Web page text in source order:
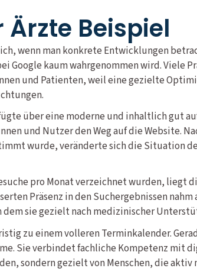
Ärzte Beispiel
wenn man konkrete Entwicklungen
kaum wahrgenommen wird. Viele
und Patienten, weil eine gezielte
über eine moderne und inhaltlich gut
und Nutzer den Weg auf die Website.
wurde, veränderte sich die Situation
pro Monat verzeichnet wurden, liegt
Präsenz in den Suchergebnissen nahm
sie gezielt nach medizinischer
zu einem volleren Terminkalender.
Sie verbindet fachliche Kompetenz mit
sondern gezielt von Menschen, die aktiv